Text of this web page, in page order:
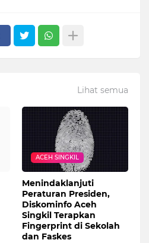
Lihat semua
ACEH SINGKIL
Menindaklanjuti
Peraturan Presiden,
Diskominfo Aceh
Singkil Terapkan
Fingerprint di Sekolah
dan Faskes